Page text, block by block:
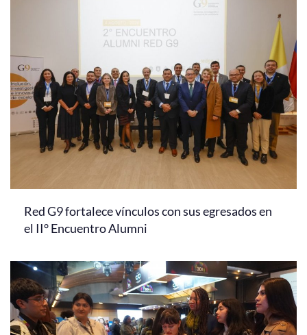
Red G9 fortalece vínculos con sus egresados en
el II° Encuentro Alumni